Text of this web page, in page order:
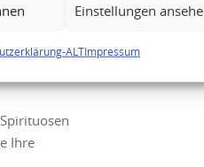
Einstellungen
ALTImpressum
Ihre